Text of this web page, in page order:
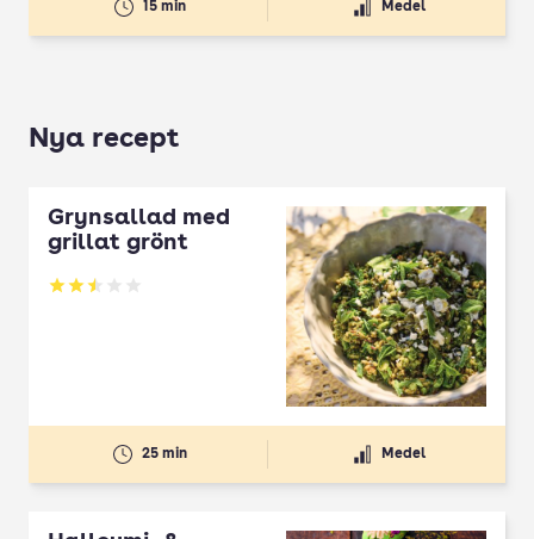
15 min Medel
Nya recept
Grynsallad med
grillat grönt
Betyg: 2.5 av 5
25 min Medel